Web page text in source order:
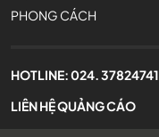
PHONG CÁCH
HOTLINE:024. 37824741
LIÊN HỆ QUẢNG CÁO